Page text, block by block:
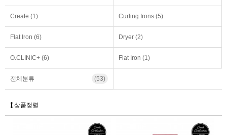
Create (1) Curling Irons (5)
Flat Iron (6) Dryer (2)
O.CLINIC+ (6) Flat Iron (1)
전체분류 (53)
상품정렬